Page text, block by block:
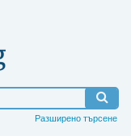
Разширено търсене